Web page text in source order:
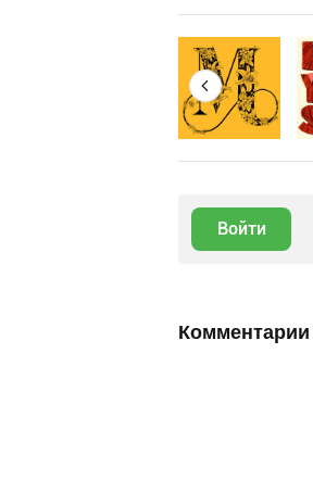
Войти
Комментарии